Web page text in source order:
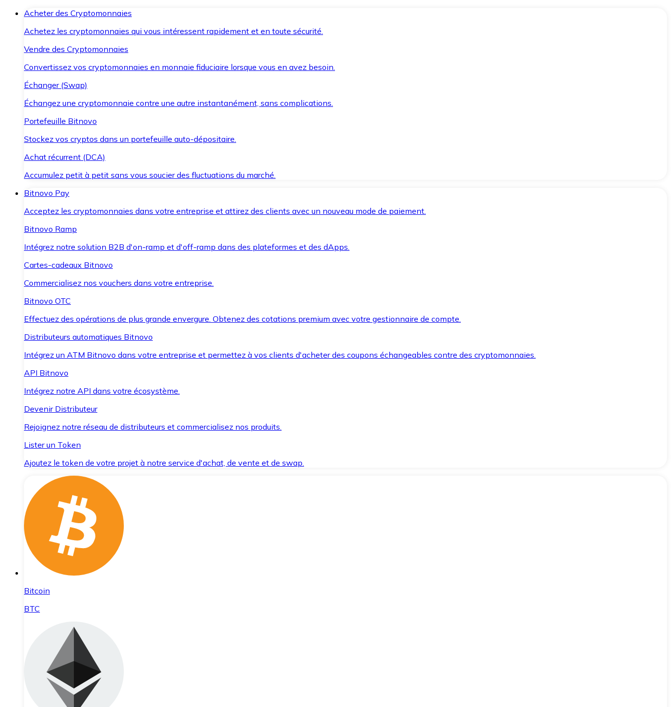
Acheter des Cryptomonnaies
Achetez les cryptomonnaies qui vous intéressent rapidement et en toute sécurité.
Vendre des Cryptomonnaies
Convertissez vos cryptomonnaies en monnaie fiduciaire lorsque vous en avez besoin.
Échanger (Swap)
Échangez une cryptomonnaie contre une autre instantanément, sans complications.
Portefeuille Bitnovo
Stockez vos cryptos dans un portefeuille auto-dépositaire.
Achat récurrent (DCA)
Accumulez petit à petit sans vous soucier des fluctuations du marché.
Bitnovo Pay
Acceptez les cryptomonnaies dans votre entreprise et attirez des clients avec un nouveau mode de paiement.
Bitnovo Ramp
Intégrez notre solution B2B d'on-ramp et d'off-ramp dans des plateformes et des dApps.
Cartes-cadeaux Bitnovo
Commercialisez nos vouchers dans votre entreprise.
Bitnovo OTC
Effectuez des opérations de plus grande envergure. Obtenez des cotations premium avec votre gestionnaire de compte.
Distributeurs automatiques Bitnovo
Intégrez un ATM Bitnovo dans votre entreprise et permettez à vos clients d'acheter des coupons échangeables contre des cryptomonnaies.
API Bitnovo
Intégrez notre API dans votre écosystème.
Devenir Distributeur
Rejoignez notre réseau de distributeurs et commercialisez nos produits.
Lister un Token
Ajoutez le token de votre projet à notre service d'achat, de vente et de swap.
Bitcoin
BTC